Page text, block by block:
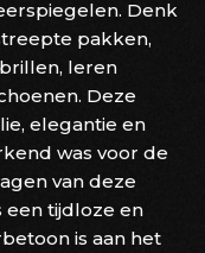
Denk
pakken,
leren
Deze
elegantie en
was voor de
van deze
tijdloze en
is aan het